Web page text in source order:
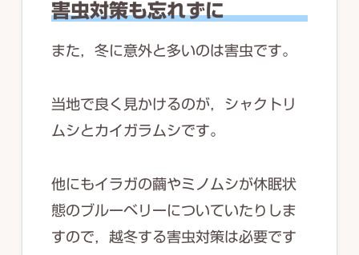
害虫対策も忘れずに
また，冬に意外と多いのは害虫です。
当地で良く見かけるのが，シャクトリ
ムシとカイガラムシです。
他にもイラガの繭やミノムシが休眠状
態のブルーベリーについていたりしま
すので，越冬する害虫対策は必要です